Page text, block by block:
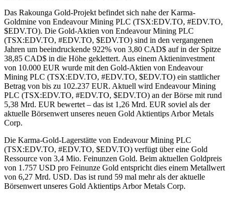
Das Rakounga Gold-Projekt befindet sich nahe der Karma-
Goldmine von Endeavour Mining PLC (TSX:EDV.TO, #EDV.TO,
$EDV.TO). Die Gold-Aktien von Endeavour Mining PLC
(TSX:EDV.TO, #EDV.TO, $EDV.TO) sind in den vergangenen
Jahren um beeindruckende 922% von 3,80 CAD$ auf in der Spitze
38,85 CAD$ in die Höhe geklettert. Aus einem Aktieninvestment
von 10.000 EUR wurde mit den Gold-Aktien von Endeavour
Mining PLC (TSX:EDV.TO, #EDV.TO, $EDV.TO) ein stattlicher
Betrag von bis zu 102.237 EUR. Aktuell wird Endeavour Mining
PLC (TSX:EDV.TO, #EDV.TO, $EDV.TO) an der Börse mit rund
5,38 Mrd. EUR bewertet – das ist 1,26 Mrd. EUR soviel als der
aktuelle Börsenwert unseres neuen Gold Aktientips Arbor Metals
Corp.
Die Karma-Gold-Lagerstätte von Endeavour Mining PLC
(TSX:EDV.TO, #EDV.TO, $EDV.TO) verfügt über eine Gold
Ressource von 3,4 Mio. Feinunzen Gold. Beim aktuellen Goldpreis
von 1.757 USD pro Feinunze Gold entspricht dies einem Metallwert
von 6,27 Mrd. USD. Das ist rund 59 mal mehr als der aktuelle
Börsenwert unseres Gold Aktientips Arbor Metals Corp.